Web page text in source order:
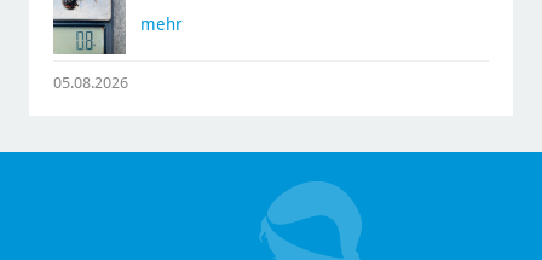
mehr
05.08.2026